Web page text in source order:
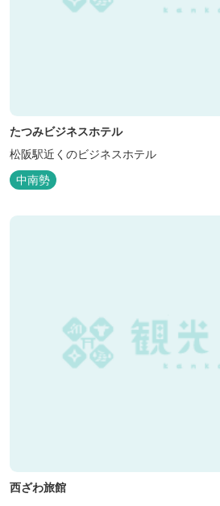
たつみビジネスホテル
松阪駅近くのビジネスホテル
中南勢
西ざわ旅館